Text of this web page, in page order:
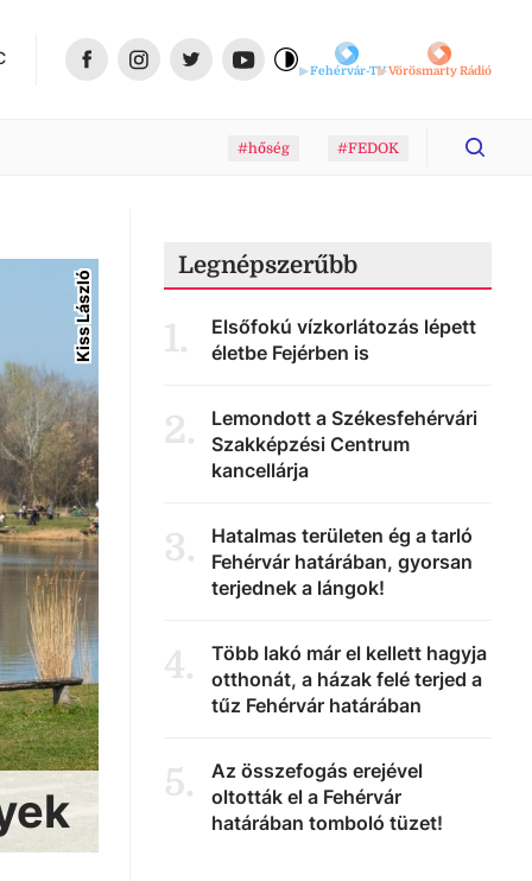
Fehérvár-TVVörösmarty Rádió
#hőség #FEDOK
Kiss László
Legnépszerűbb
1.
Elsőfokú vízkorlátozás lépett
életbe Fejérben is
2.
Lemondott a Székesfehérvári
Szakképzési Centrum
kancellárja
3.
Hatalmas területen ég a tarló
Fehérvár határában, gyorsan
terjednek a lángok!
4.
Több lakó már el kellett hagyja
otthonát, a házak felé terjed a
tűz Fehérvár határában
5.
Az összefogás erejével
oltották el a Fehérvár
határában tomboló tüzet!